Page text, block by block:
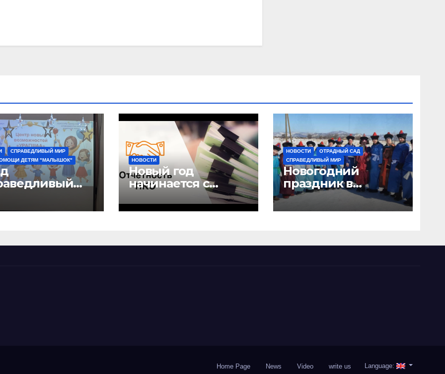
СПРАВЕДЛИВЫЙ МИР
ДЕТЯМ "МАЛЫШОК"
НОВОСТИ
Новый год
начинается с
НОВОСТИ
ОТРАДНЫЙ САД
СПРАВЕДЛИВЫЙ МИР
Новогодний
праздник в
“Отрадном саду”
Home Page News Video write us Language: